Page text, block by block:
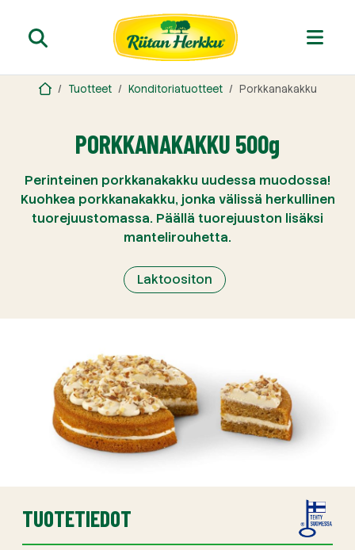
Tuotteet Konditoriatuotteet Porkkanakakku
PORKKANAKAKKU 500g
Perinteinen porkkanakakku uudessa muodossa!
Kuohkea porkkanakakku, jonka välissä herkullinen
tuorejuustomassa. Päällä tuorejuuston lisäksi
mantelirouhetta.
Laktoositon
TUOTETIEDOT